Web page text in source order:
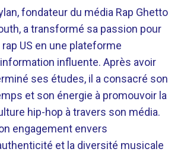
fondateur du média Rap Ghetto
a transformé sa passion pour
rap US en une plateforme
influente. Après avoir
ses études, il a consacré son
et son énergie à promouvoir la
hip-hop à travers son média.
engagement envers
et la diversité musicale